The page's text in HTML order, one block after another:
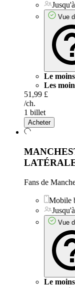
Vue
Le
Les
51,99 £
/ch.
1 billet
Acheter
Fans de
Mobile
Vue
Le